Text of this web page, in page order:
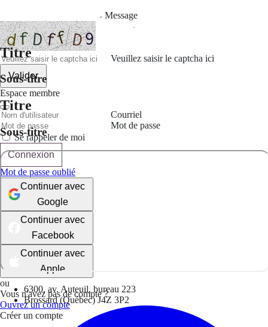
Titre
Sous-titre
Titre
Sous-titre
6300, av. Auteuil, bureau 223
Brossard (Québec) J4Z 3P2
Message
Veuillez saisir le captcha ici
Valider
Espace membre
Courriel
Mot de passe
Se rappeler de moi
Connexion
Mot de passe oublié
Continuer avec
Google
Continuer avec
Facebook
Continuer avec
Apple
ou
Vous n'avez pas de compte ?
Ouvrez un compte
Créer un compte